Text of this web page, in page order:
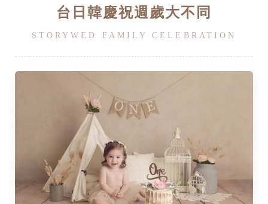
台日韓慶祝週歲大不同
STORYWED FAMILY CELEBRATION